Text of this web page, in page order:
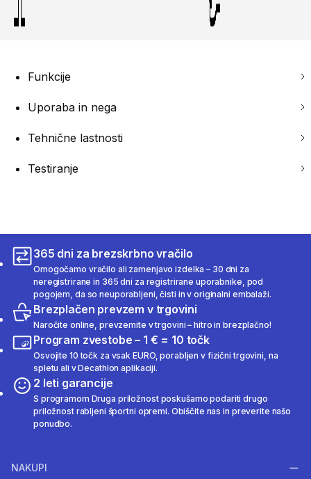
Funkcije
Uporaba in nega
Tehnične lastnosti
Testiranje
365 dni za brezskrbno vračilo
Omogočamo vračilo ali zamenjavo izdelka – 30 dni za
neregistrirane in 365 dni za registrirane uporabnike, pod
pogojem, da so neuporabljeni, čisti in v originalni embalaži.
Brezplačen prevzem v trgovini
Naročite online, prevzemite v trgovini – hitro in brezplačno!
Program zvestobe – 1 € = 10 točk
Osvojite 10 točk za vsak EURO, porabljen v fizični trgovini, na
spletu ali v Decathlon aplikaciji.
2 leti garancije
S programom Druga priložnost poskušamo podariti drugo
priložnost rabljeni športni opremi. Obiščite nas in preverite našo
ponudbo.
NAKUPI